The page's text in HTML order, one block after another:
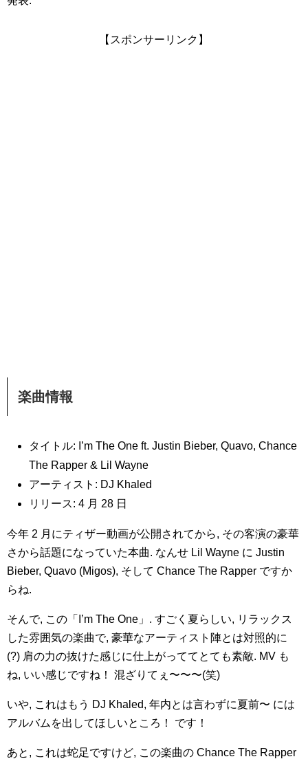
【スポンサーリンク】
楽曲情報
タイトル: I’m The One ft. Justin Bieber, Quavo, Chance
The Rapper & Lil Wayne
アーティスト: DJ Khaled
リリース: 4 月 28 日
今年 2 月にティザー動画が公開されてから, その客演の豪華
さから話題になっていた本曲. なんせ Lil Wayne に Justin
Bieber, Quavo (Migos), そして Chance The Rapper ですか
らね.
そんで, この「I’m The One」. すごく夏らしい, リラックス
した雰囲気の楽曲で, 豪華なアーティスト陣とは対照的に
(?) 肩の力の抜けた感じに仕上がっててとても素敵. MV も
ね, いい感じですね！ 混ざりてぇ〜〜〜(笑)
いや, これはもう DJ Khaled, 年内とは言わずに夏前〜 には
アルバムを出してほしいところ！ です！
あと, これは蛇足ですけど, この楽曲の Chance The Rapper